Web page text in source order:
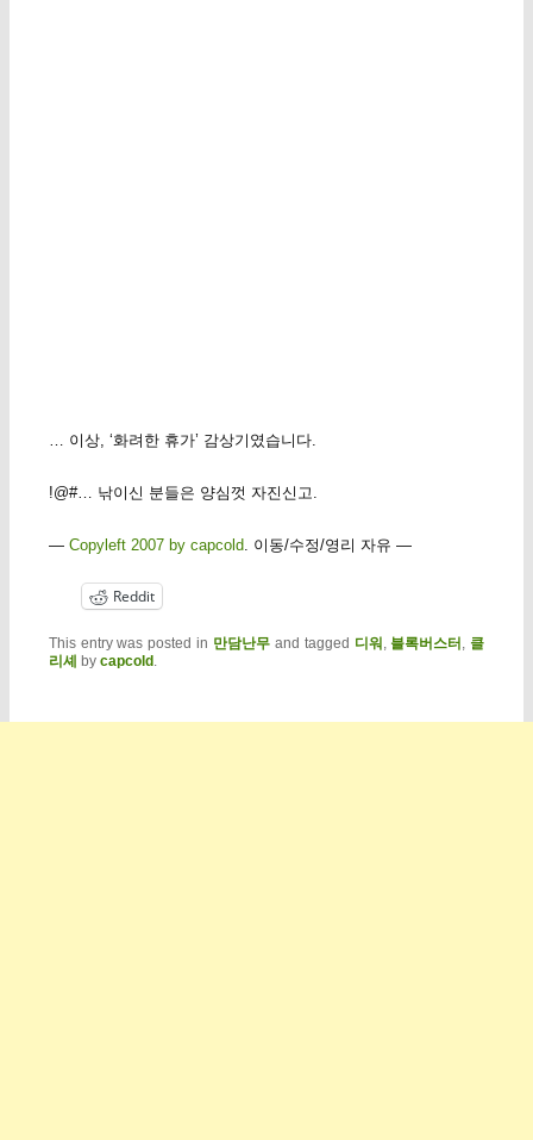
… 이상, ‘화려한 휴가’ 감상기였습니다.
!@#… 낚이신 분들은 양심껏 자진신고.
— Copyleft 2007 by capcold. 이동/수정/영리 자유 —
Reddit
This entry was posted in 만담난무 and tagged 디워 , 블록버스터 ,클
리셰 by capcold .